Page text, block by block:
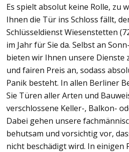
Es spielt absolut keine Rolle, zu
Ihnen die Tür ins Schloss fällt,
Schlüsseldienst Wiesenstetten
im Jahr für Sie da. Selbst an
bieten wir Ihnen unsere Dienste
und fairen Preis an, sodass
Panik besteht. In allen Berliner
Sie Türen aller Arten und
verschlossene Keller-, Balkon-
Dabei gehen unsere
behutsam und vorsichtig vor,
nicht beschädigt wird. In einigen